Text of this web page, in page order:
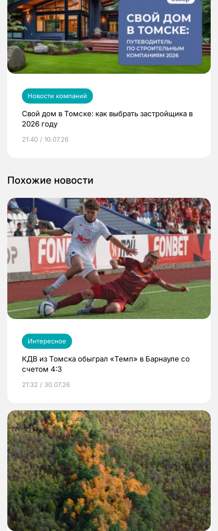
Новости компаний
Свой дом в Томске: как выбрать застройщика в
2026 году
21:40 / 10.07.26
Похожие новости
Интересное
КДВ из Томска обыграл «Темп» в Барнауле со
счетом 4:3
21:32 / 30.07.26